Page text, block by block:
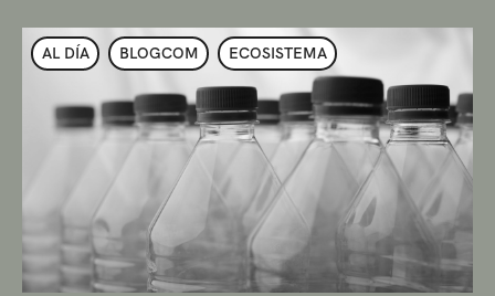
AL DÍA BLOGCOM ECOSISTEMA